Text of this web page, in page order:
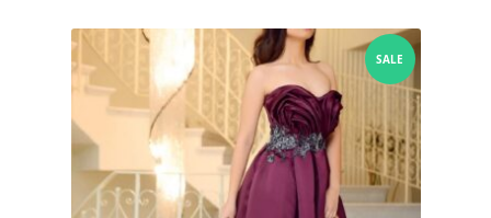
SALE